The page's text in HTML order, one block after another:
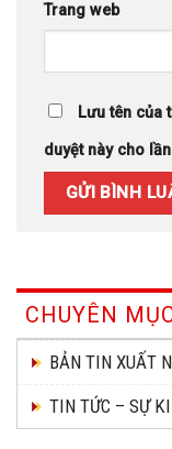
Trang web
Lưu tên của
duyệt này cho
CHUYÊN
BẢN TIN XUẤT
TIN TỨC – SỰ